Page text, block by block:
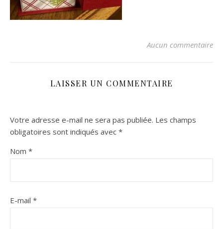
Aucun commentaire
LAISSER UN COMMENTAIRE
Votre adresse e-mail ne sera pas publiée. Les champs
obligatoires sont indiqués avec *
Nom *
E-mail *